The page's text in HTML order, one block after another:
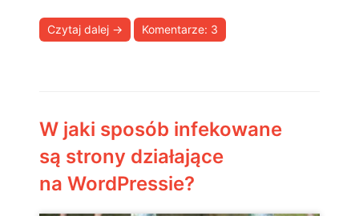
Czytaj dalej → Komentarze: 3
W jaki sposób infekowane
są strony działające
na WordPressie?